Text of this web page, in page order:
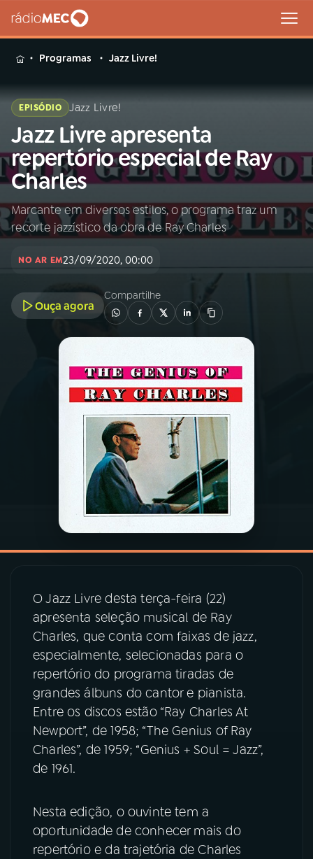
MENU
Buscar
na
Rádio
MEC
Buscar
Início AO VIVO
INÍCIO
A RÁDIO
PROGRAMAÇÃO
PROGRAMAS
PODCASTS
VIDEOCASTS
ÚLTIMAS
ACOMPANHE A RÁDIO MEC
YouTube Facebook
Instagram X
TikTok
Programas Jazz Livre!
EPISÓDIO Jazz Livre!
Jazz Livre apresenta
repertório especial de Ray
Charles
Marcante em diversos estilos, o programa traz um
recorte jazzístico da obra de Ray Charles
NO AR EM23/09/2020, 00:00
Ouça agora
Compartilhe
O Jazz Livre desta terça-feira (22)
apresenta seleção musical de Ray
Charles, que conta com faixas de jazz,
especialmente, selecionadas para o
repertório do programa tiradas de
grandes álbuns do cantor e pianista.
Entre os discos estão “Ray Charles At
Newport”, de 1958; “The Genius of Ray
Charles”, de 1959; “Genius + Soul = Jazz”,
de 1961.
Nesta edição, o ouvinte tem a
oportunidade de conhecer mais do
repertório e da trajetória de Charles